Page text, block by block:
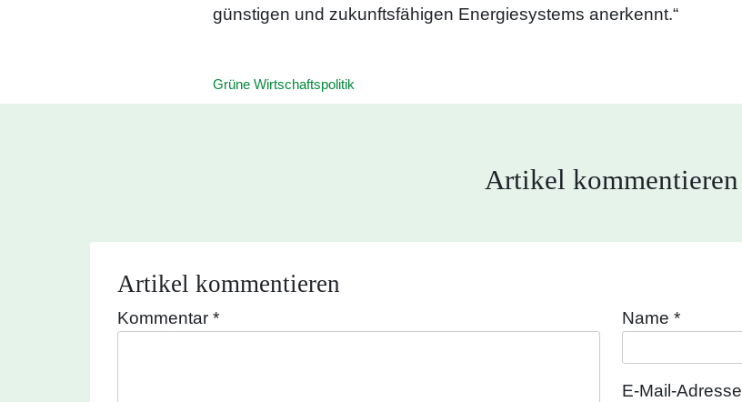
günstigen und zukunftsfähigen Energiesystems anerkennt.“
Grüne Wirtschaftspolitik
Artikel kommentieren
Artikel kommentieren
Kommentar * Name *
E-Mail-Adresse